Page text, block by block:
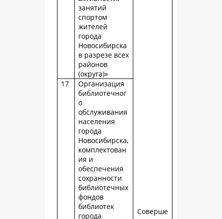
занятий
спортом
жителей
города
Новосибирска
в разрезе всех
районов
(округа)»
Соверше
17
Организация
библиотечног
о
обслуживания
населения
города
Новосибирска,
комплектован
ия и
обеспечения
сохранности
библиотечных
фондов
библиотек
города